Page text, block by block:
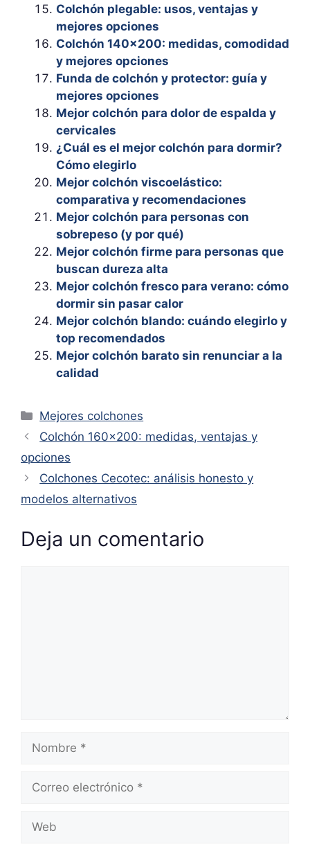
Colchón plegable: usos, ventajas y
mejores opciones
Colchón 140×200: medidas, comodidad
y mejores opciones
Funda de colchón y protector: guía y
mejores opciones
Mejor colchón para dolor de espalda y
cervicales
¿Cuál es el mejor colchón para dormir?
Cómo elegirlo
Mejor colchón viscoelástico:
comparativa y recomendaciones
Mejor colchón para personas con
sobrepeso (y por qué)
Mejor colchón firme para personas que
buscan dureza alta
Mejor colchón fresco para verano: cómo
dormir sin pasar calor
Mejor colchón blando: cuándo elegirlo y
top recomendados
Mejor colchón barato sin renunciar a la
calidad
Categorías
Mejores colchones
Colchón 160×200: medidas, ventajas y
opciones
Colchones Cecotec: análisis honesto y
modelos alternativos
Deja un comentario
electrónico